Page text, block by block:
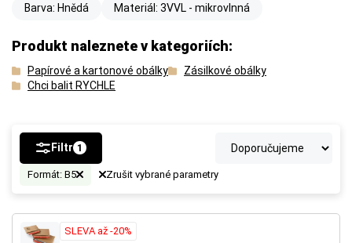
Barva: Hnědá Materiál: 3VVL - mikrovlnná
Produkt naleznete v kategoriích:
Papírové a kartonové obálky
Zásilkové obálky
Chci balit RYCHLE
Filtr 1
Formát: B5 Zrušit vybrané parametry
SLEVA až -20%